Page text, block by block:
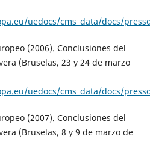
uedocs/cms_data/docs/
(2006). Conclusiones del
(Bruselas, 23 y 24 de marzo
uedocs/cms_data/docs/
(2007). Conclusiones del
(Bruselas, 8 y 9 de marzo de